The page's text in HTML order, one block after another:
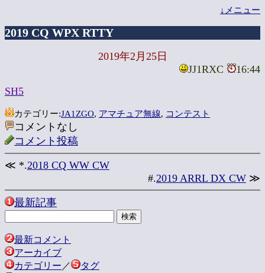
↓メニュー
2019 CQ WPX RTTY
2019年2月25日
JJ1RXC
16:44
SH5
カテゴリー:JA1ZGO, アマチュア無線, コンテスト
コメントなし
コメント投稿
≪ *.2018 CQ WW CW
#.2019 ARRL DX CW ≫
最新記事
最新コメント
アーカイブ
カテゴリー ／
タグ